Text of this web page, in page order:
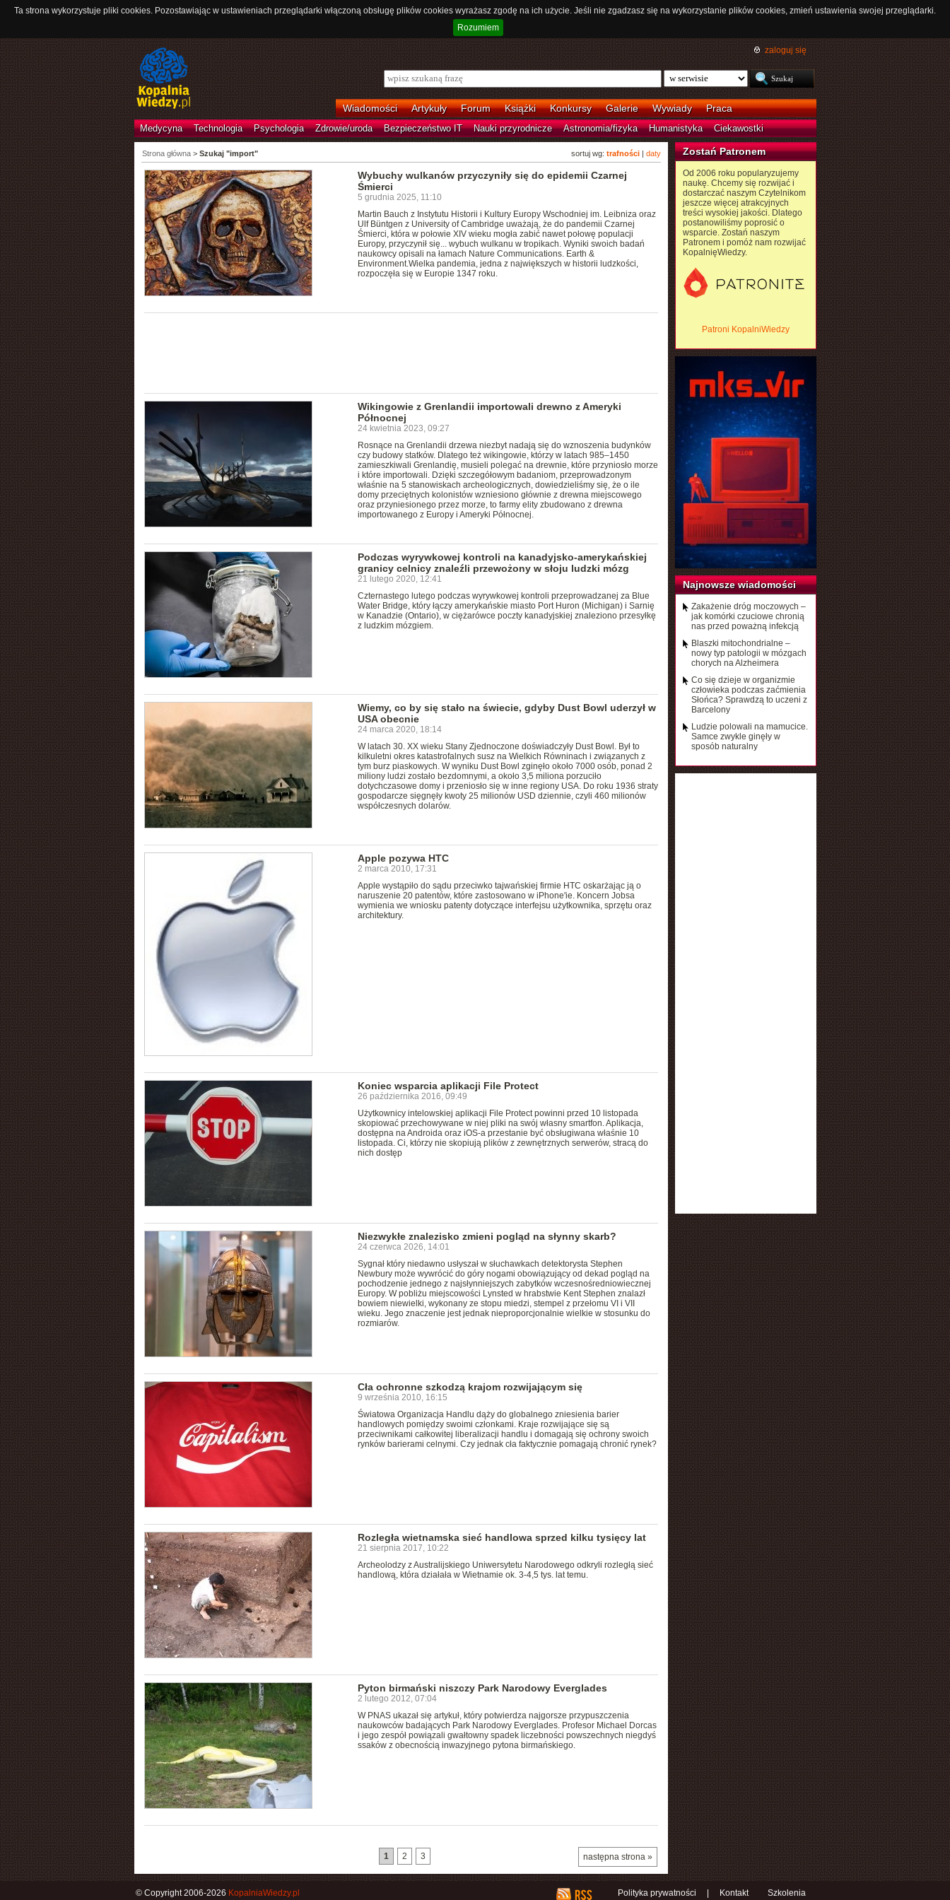
Ta strona wykorzystuje pliki cookies. Pozostawiając w ustawieniach przeglądarki włączoną obsługę plików cookies wyrażasz zgodę na ich użycie. Jeśli nie zgadzasz się na wykorzystanie plików cookies, zmień ustawienia swojej przeglądarki.
Rozumiem
zaloguj się
Wiadomości Artykuły Forum Książki Konkursy Galerie Wywiady Praca
Medycyna Technologia Psychologia Zdrowie/uroda Bezpieczeństwo IT Nauki przyrodnicze Astronomia/fizyka Humanistyka Ciekawostki
sortuj wg: trafności| daty
Strona główna> Szukaj "import"
Wybuchy wulkanów przyczyniły się do epidemii Czarnej
Śmierci
5 grudnia 2025, 11:10
Martin Bauch z Instytutu Historii i Kultury Europy Wschodniej im. Leibniza oraz
Ulf Büntgen z University of Cambridge uważają, że do pandemii Czarnej
Śmierci, która w połowie XIV wieku mogła zabić nawet połowę populacji
Europy, przyczynił się... wybuch wulkanu w tropikach. Wyniki swoich badań
naukowcy opisali na łamach Nature Communications. Earth &
Environment.Wielka pandemia, jedna z największych w historii ludzkości,
rozpoczęła się w Europie 1347 roku.
Wikingowie z Grenlandii importowali drewno z Ameryki
Północnej
24 kwietnia 2023, 09:27
Rosnące na Grenlandii drzewa niezbyt nadają się do wznoszenia budynków
czy budowy statków. Dlatego też wikingowie, którzy w latach 985–1450
zamieszkiwali Grenlandię, musieli polegać na drewnie, które przyniosło morze
i które importowali. Dzięki szczegółowym badaniom, przeprowadzonym
właśnie na 5 stanowiskach archeologicznych, dowiedzieliśmy się, że o ile
domy przeciętnych kolonistów wzniesiono głównie z drewna miejscowego
oraz przyniesionego przez morze, to farmy elity zbudowano z drewna
importowanego z Europy i Ameryki Północnej.
Podczas wyrywkowej kontroli na kanadyjsko-amerykańskiej
granicy celnicy znaleźli przewożony w słoju ludzki mózg
21 lutego 2020, 12:41
Czternastego lutego podczas wyrywkowej kontroli przeprowadzanej za Blue
Water Bridge, który łączy amerykańskie miasto Port Huron (Michigan) i Sarnię
w Kanadzie (Ontario), w ciężarówce poczty kanadyjskiej znaleziono przesyłkę
z ludzkim mózgiem.
Wiemy, co by się stało na świecie, gdyby Dust Bowl uderzył w
USA obecnie
24 marca 2020, 18:14
W latach 30. XX wieku Stany Zjednoczone doświadczyły Dust Bowl. Był to
kilkuletni okres katastrofalnych susz na Wielkich Równinach i związanych z
tym burz piaskowych. W wyniku Dust Bowl zginęło około 7000 osób, ponad 2
miliony ludzi zostało bezdomnymi, a około 3,5 miliona porzuciło
dotychczasowe domy i przeniosło się w inne regiony USA. Do roku 1936 straty
gospodarcze sięgnęły kwoty 25 milionów USD dziennie, czyli 460 milionów
współczesnych dolarów.
Apple pozywa HTC
2 marca 2010, 17:31
Apple wystąpiło do sądu przeciwko tajwańskiej firmie HTC oskarżając ją o
naruszenie 20 patentów, które zastosowano w iPhone'ie. Koncern Jobsa
wymienia we wniosku patenty dotyczące interfejsu użytkownika, sprzętu oraz
architektury.
Koniec wsparcia aplikacji File Protect
26 października 2016, 09:49
Użytkownicy intelowskiej aplikacji File Protect powinni przed 10 listopada
skopiować przechowywane w niej pliki na swój własny smartfon. Aplikacja,
dostępna na Androida oraz iOS-a przestanie być obsługiwana właśnie 10
listopada. Ci, którzy nie skopiują plików z zewnętrznych serwerów, stracą do
nich dostęp
Niezwykłe znalezisko zmieni pogląd na słynny skarb?
24 czerwca 2026, 14:01
Sygnał który niedawno usłyszał w słuchawkach detektorysta Stephen
Newbury może wywrócić do góry nogami obowiązujący od dekad pogląd na
pochodzenie jednego z najsłynniejszych zabytków wczesnośredniowiecznej
Europy. W pobliżu miejscowości Lynsted w hrabstwie Kent Stephen znalazł
bowiem niewielki, wykonany ze stopu miedzi, stempel z przełomu VI i VII
wieku. Jego znaczenie jest jednak nieproporcjonalnie wielkie w stosunku do
rozmiarów.
Cła ochronne szkodzą krajom rozwijającym się
9 września 2010, 16:15
Światowa Organizacja Handlu dąży do globalnego zniesienia barier
handlowych pomiędzy swoimi członkami. Kraje rozwijające się są
przeciwnikami całkowitej liberalizacji handlu i domagają się ochrony swoich
rynków barierami celnymi. Czy jednak cła faktycznie pomagają chronić rynek?
Rozległa wietnamska sieć handlowa sprzed kilku tysięcy lat
21 sierpnia 2017, 10:22
Archeolodzy z Australijskiego Uniwersytetu Narodowego odkryli rozległą sieć
handlową, która działała w Wietnamie ok. 3-4,5 tys. lat temu.
Pyton birmański niszczy Park Narodowy Everglades
2 lutego 2012, 07:04
W PNAS ukazał się artykuł, który potwierdza najgorsze przypuszczenia
naukowców badających Park Narodowy Everglades. Profesor Michael Dorcas
i jego zespół powiązali gwałtowny spadek liczebności powszechnych niegdyś
ssaków z obecnością inwazyjnego pytona birmańskiego.
następna strona »
1 2 3
Zostań Patronem
Od 2006 roku popularyzujemy
naukę. Chcemy się rozwijać i
dostarczać naszym Czytelnikom
jeszcze więcej atrakcyjnych
treści wysokiej jakości. Dlatego
postanowiliśmy poprosić o
wsparcie. Zostań naszym
Patronem i pomóż nam rozwijać
KopalnięWiedzy.
Patroni KopalniWiedzy
Najnowsze wiadomości
Zakażenie dróg moczowych –
jak komórki czuciowe chronią
nas przed poważną infekcją
Blaszki mitochondrialne –
nowy typ patologii w mózgach
chorych na Alzheimera
Co się dzieje w organizmie
człowieka podczas zaćmienia
Słońca? Sprawdzą to uczeni z
Barcelony
Ludzie polowali na mamucice.
Samce zwykle ginęły w
sposób naturalny
Polityka prywatności Kontakt Szkolenia
© Copyright 2006-2026 KopalniaWiedzy.pl